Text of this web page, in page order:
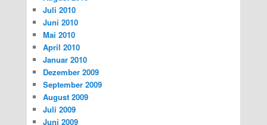
Juli 2010
Juni 2010
Mai 2010
April 2010
Januar 2010
Dezember 2009
September 2009
August 2009
Juli 2009
Juni 2009